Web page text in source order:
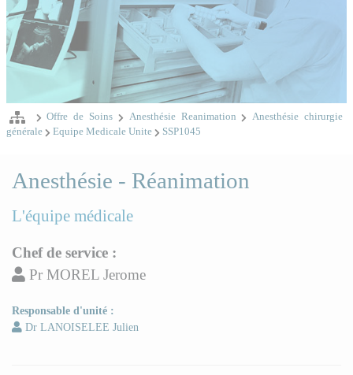
Offre de Soins Anesthésie Reanimation
Anesthésie chirurgie
générale
Equipe Medicale Unite SSP1045
Anesthésie - Réanimation
L'équipe médicale
Chef de service :
Pr MOREL Jerome
Responsable d'unité :
Dr LANOISELEE Julien